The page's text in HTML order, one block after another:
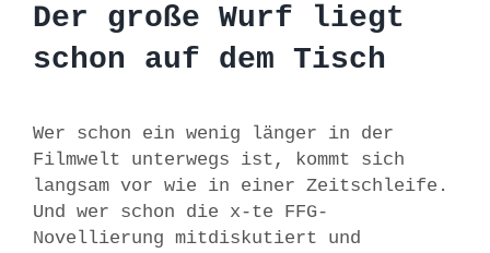
Der große Wurf liegt
schon auf dem Tisch
Wer schon ein wenig länger in der
Filmwelt unterwegs ist, kommt sich
langsam vor wie in einer Zeitschleife.
Und wer schon die x-te FFG-
Novellierung mitdiskutiert und